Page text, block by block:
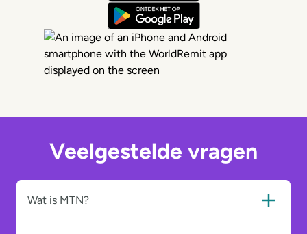
Veelgestelde vragen
Wat is MTN?